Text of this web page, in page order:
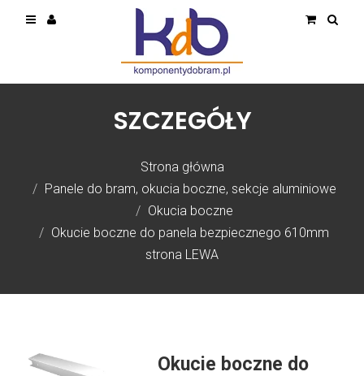
Strona główna
Panele do bram, okucia boczne, sekcje aluminiowe
Okucia boczne
Okucie boczne do panela bezpiecznego 610mm
strona LEWA
SZCZEGÓŁY
Okucie boczne do